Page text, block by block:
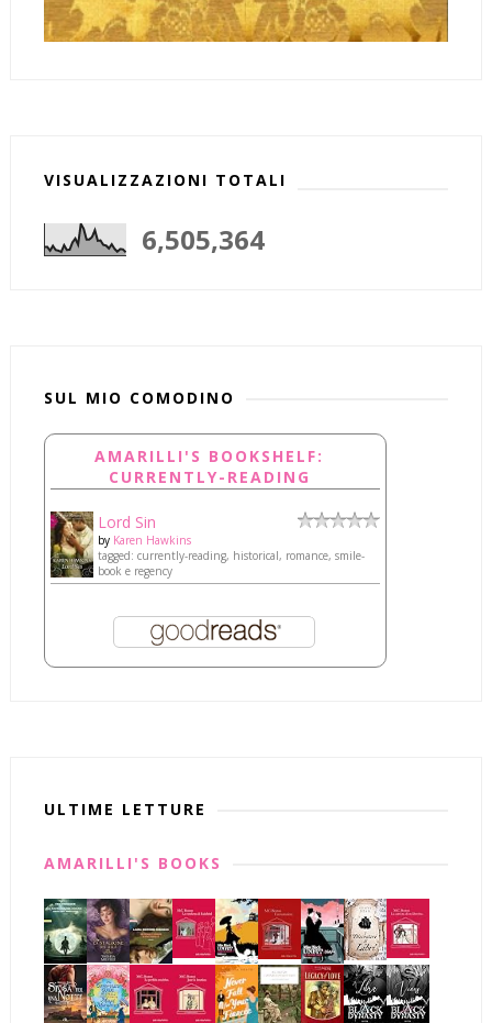
VISUALIZZAZIONI TOTALI
6,505,364
SUL MIO COMODINO
AMARILLI'S BOOKSHELF:
CURRENTLY-READING
Lord Sin
by Karen Hawkins
tagged: currently-reading, historical, romance, smile-
book e regency
ULTIME LETTURE
AMARILLI'S BOOKS